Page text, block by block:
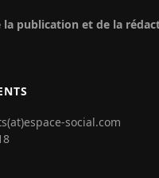
la publication et de la
social.com